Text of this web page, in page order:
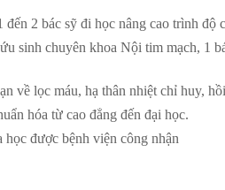
2 bác sỹ đi học nâng cao trình độ
sinh chuyên khoa Nội tim mạch, 1
về lọc máu, hạ thân nhiệt chỉ huy,
hóa từ cao đẳng đến đại học.
được bệnh viện công nhận